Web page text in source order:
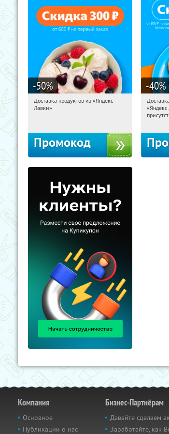
-50%
23:07:12 Получили:
Доставка продуктов из «Яндекс
Лавки»
Промокод
-40%
Россия
«Яндекс
Компания
Основное
Публикации о нас
Бизнес-Партнёрам
Давайте сделаем
Заработайте, как